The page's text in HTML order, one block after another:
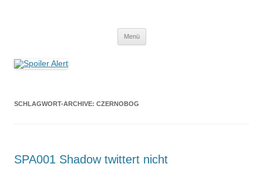
Menü
SCHLAGWORT-ARCHIVE: CZERNOBOG
SPA001 Shadow twittert nicht